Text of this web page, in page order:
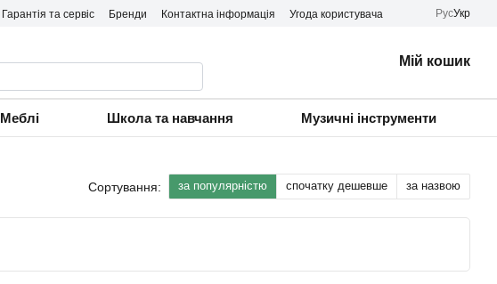
Гарантія та сервіс Бренди Контактна інформація Угода користувача РусУкр
Мій кошик
Меблі Школа та навчання Музичні інструменти
Сортування: за популярністю спочатку дешевше за назвою